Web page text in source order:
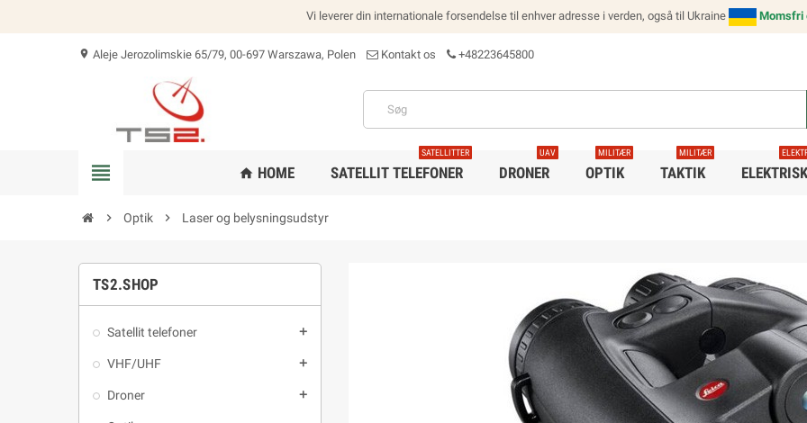
Vi leverer din internationale forsendelse til enhver adresse i verden, også til Ukraine Momsfri
location_on Aleje Jerozolimskie 65/79, 00-697 Warszawa, Polen Kontakt os +48223645800
view_headline home HOME SATELLIT TELEFONER
SATELLITTER
DRONER
UAV
OPTIK
MILITÆR
TAKTIK
MILITÆR
ELEKTRISK
chevron_right Optik chevron_right Laser og belysningsudstyr
TS2.SHOP
Satellit telefoner add
VHF/UHF add
Droner add